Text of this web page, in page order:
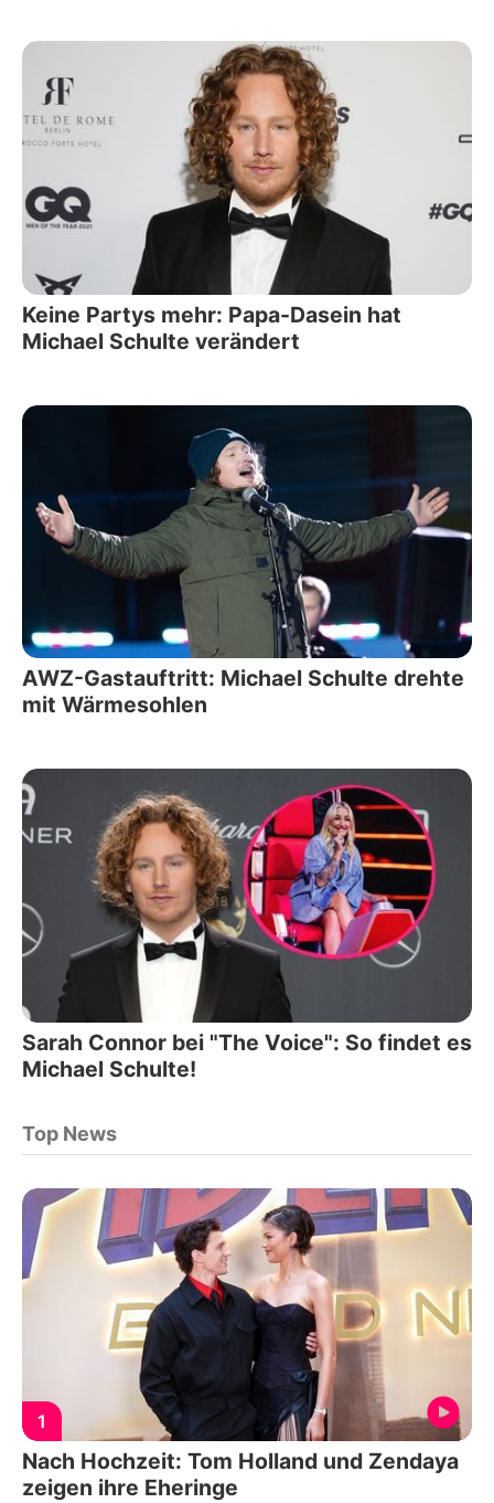
Keine Partys mehr: Papa-Dasein hat
Michael Schulte verändert
AWZ-Gastauftritt: Michael Schulte drehte
mit Wärmesohlen
Sarah Connor bei "The Voice": So findet es
Michael Schulte!
Top News
1
Nach Hochzeit: Tom Holland und Zendaya
zeigen ihre Eheringe